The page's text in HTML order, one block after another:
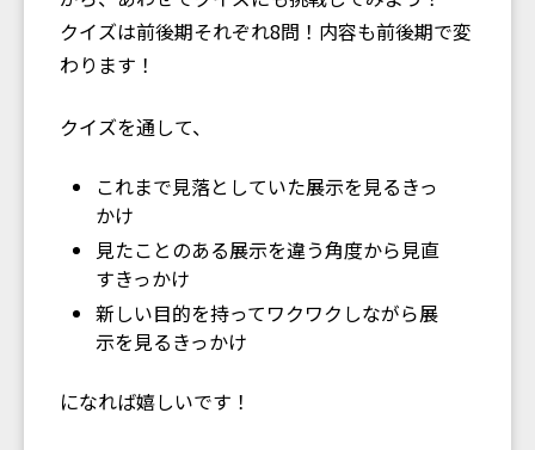
クイズは前後期それぞれ8問！内容も前後期で変
わります！
クイズを通して、
これまで見落としていた展示を見るきっ
かけ
見たことのある展示を違う角度から見直
すきっかけ
新しい目的を持ってワクワクしながら展
示を見るきっかけ
になれば嬉しいです！